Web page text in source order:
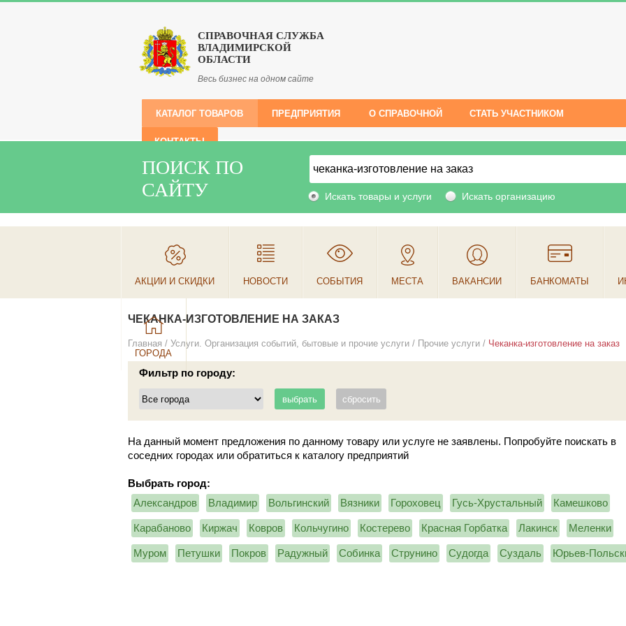
СПРАВОЧНАЯ СЛУЖБА
ВЛАДИМИРСКОЙ
ОБЛАСТИ
Весь бизнес на одном сайте
КАТАЛОГ ТОВАРОВ ПРЕДПРИЯТИЯ О СПРАВОЧНОЙ СТАТЬ УЧАСТНИКОМ
КОНТАКТЫ
ПОИСК ПО
САЙТУ
Искать товары и услуги Искать организацию
АКЦИИ И СКИДКИ НОВОСТИ СОБЫТИЯ МЕСТА ВАКАНСИИ БАНКОМАТЫ
ГОРОДА
ЧЕКАНКА-ИЗГОТОВЛЕНИЕ НА ЗАКАЗ
Главная / Услуги. Организация событий, бытовые и прочие услуги / Прочие услуги / Чеканка-изготовление на заказ
Фильтр по городу:
На данный момент предложения по данному товару или услуге не заявлены. Попробуйте поискать в
соседних городах или обратиться к каталогу предприятий
Выбрать город:
Александров
Владимир Вольгинский Вязники Гороховец Гусь-Хрустальный Камешково
Карабаново Киржач Ковров Кольчугино Костерево Красная Горбатка Лакинск Меленки
Муром Петушки Покров Радужный Собинка Струнино Судогда Суздаль Юрьев-